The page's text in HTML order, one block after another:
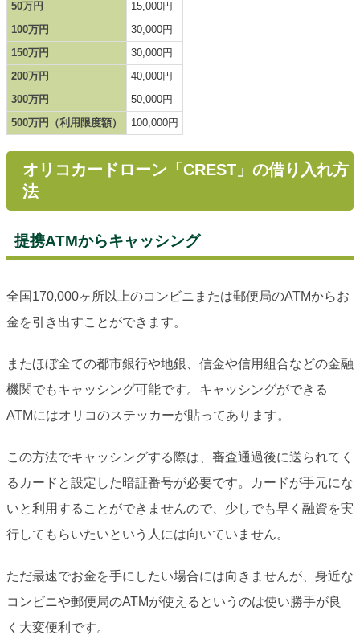
50万円
15,000円
100万円
30,000円
150万円
30,000円
200万円
40,000円
300万円
50,000円
500万円（利用限度額）
100,000円
オリコカードローン「CREST」の借り入れ方
法
提携ATMからキャッシング
全国170,000ヶ所以上のコンビニまたは郵便局のATMからお
金を引き出すことができます。
またほぼ全ての都市銀行や地銀、信金や信用組合などの金融
機関でもキャッシング可能です。キャッシングができる
ATMにはオリコのステッカーが貼ってあります。
この方法でキャッシングする際は、審査通過後に送られてく
るカードと設定した暗証番号が必要です。カードが手元にな
いと利用することができませんので、少しでも早く融資を実
行してもらいたいという人には向いていません。
ただ最速でお金を手にしたい場合には向きませんが、身近な
コンビニや郵便局のATMが使えるというのは使い勝手が良
く大変便利です。